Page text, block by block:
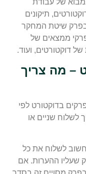
תיקונים
בפרק שיטת המחקר
ממצאים של
של דוקטורטים, ועוד.
– מה צריך
בדוקטורט לפי
לשלוח שניים או
לשלוח את כל
שעליו ההערות. אם